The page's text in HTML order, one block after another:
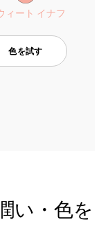
ィート イナフ
色を試す
い・色を